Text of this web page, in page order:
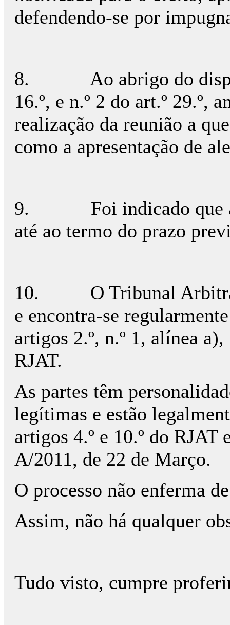
defendendo-se por
8.
Ao abrigo do
16.º, e n.º 2 do art.º 29.º,
realização da reunião a
como a apresentação de
9.
Foi indicado
até ao termo do prazo
10.
O Tribunal
e encontra-se
artigos 2.º, n.º 1, alínea
RJAT.
As partes têm
legítimas e estão
artigos 4.º e 10.º do RJAT
A/2011, de 22 de Março.
O processo não enferma
Assim, não há qualquer
Tudo visto, cumpre